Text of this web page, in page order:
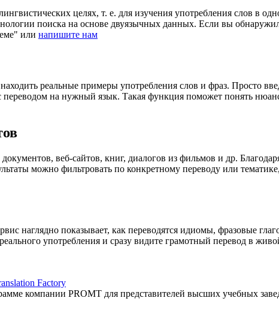
целях, т. е. для изучения употребления слов в
поиска на основе двуязычных данных. Если вы
или напишите нам
реальные примеры употребления слов и фраз. Просто
переводом на нужный язык. Такая функция поможет понять
веб-сайтов, книг, диалогов из фильмов и др.
можно фильтровать по конкретному переводу или
наглядно показывает, как переводятся идиомы, фразовые
употребления и сразу видите грамотный перевод в
Factory
компании PROMT для представителей высших учебных